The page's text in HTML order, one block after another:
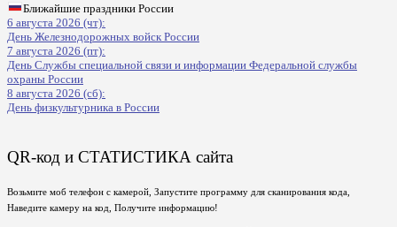
Ближайшие праздники России
6 августа 2026 (чт):
День Железнодорожных войск России
7 августа 2026 (пт):
День Службы специальной связи и информации Федеральной службы
охраны России
8 августа 2026 (сб):
День физкультурника в России
QR-код и СТАТИСТИКА сайта
Возьмите моб телефон с камерой, Запустите программу для сканирования кода,
Наведите камеру на код, Получите информацию!